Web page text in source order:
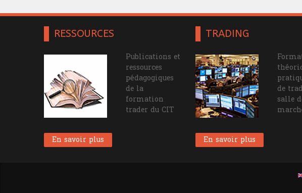
RESSOURCES
Publications et
ressources
pédagogiques
de la
formation
trader du CIT
En savoir plus
TRADING
de
salle
En savoir plus